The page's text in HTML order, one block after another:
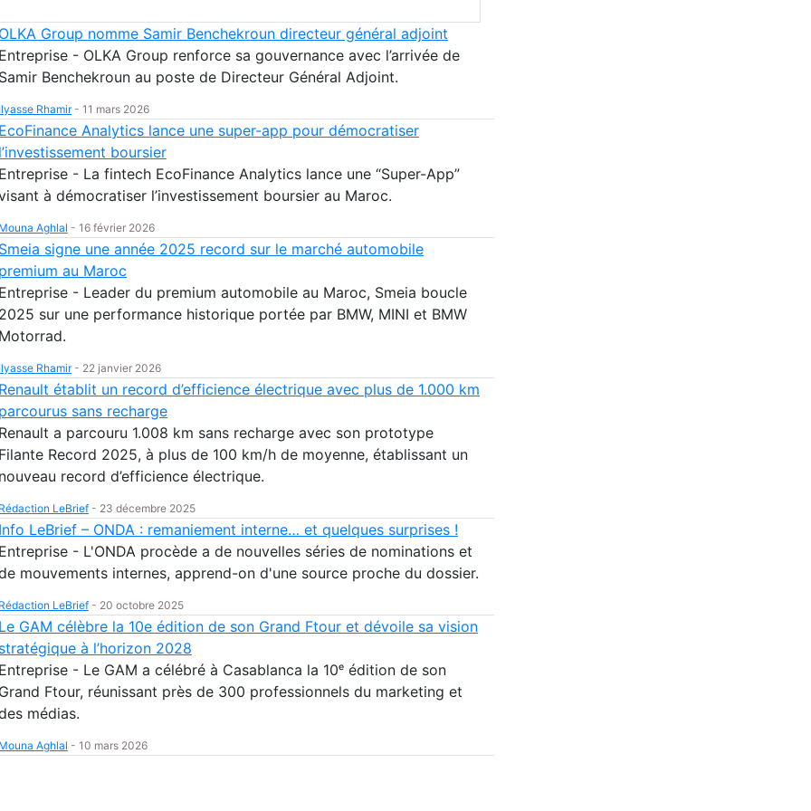
OLKA Group nomme Samir Benchekroun directeur général adjoint
Entreprise - OLKA Group renforce sa gouvernance avec l’arrivée de
Samir Benchekroun au poste de Directeur Général Adjoint.
Ilyasse Rhamir- 11 mars 2026
EcoFinance Analytics lance une super-app pour démocratiser
l’investissement boursier
Entreprise - La fintech EcoFinance Analytics lance une “Super-App”
à démocratiser l’investissement boursier au Maroc.
Mouna Aghlal - 16 février 2026
Smeia signe une année 2025 record sur le marché automobile
premium au Maroc
Entreprise - Leader du premium automobile au Maroc, Smeia boucle
2025 sur une performance historique portée par BMW, MINI et BMW
Motorrad.
Ilyasse Rhamir- 22 janvier 2026
Renault établit un record d’efficience électrique avec plus de 1.000 km
parcourus sans recharge
Renault a parcouru 1.008 km sans recharge avec son prototype
Filante Record 2025, à plus de 100 km/h de moyenne, établissant un
nouveau record d’efficience électrique.
Rédaction LeBrief- 23 décembre 2025
Info LeBrief – ONDA : remaniement interne… et quelques surprises !
Entreprise - L'ONDA procède a de nouvelles séries de nominations et
mouvements internes, apprend-on d'une source proche du dossier.
Rédaction LeBrief- 20 octobre 2025
Le GAM célèbre la 10e édition de son Grand Ftour et dévoile sa vision
stratégique à l’horizon 2028
Entreprise - Le GAM a célébré à Casablanca la 10ᵉ édition de son
Grand Ftour, réunissant près de 300 professionnels du marketing et
médias.
Mouna Aghlal - 10 mars 2026